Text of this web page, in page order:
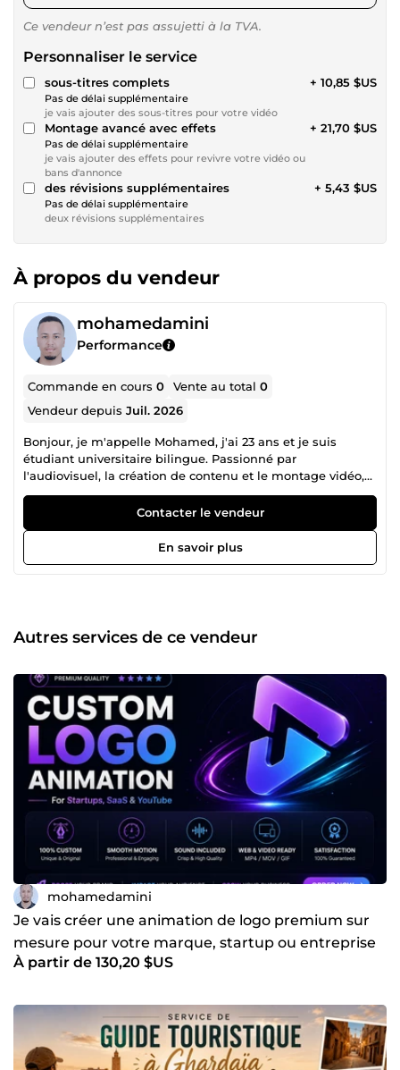
Ce vendeur n’est pas assujetti à la TVA.
Personnaliser le service
sous-titres complets
Pas de délai supplémentaire
je vais ajouter des sous-titres pour votre vidéo
+ 10,85 $US
Montage avancé avec effets
Pas de délai supplémentaire
je vais ajouter des effets pour revivre votre vidéo ou
bans d'annonce
+ 21,70 $US
des révisions supplémentaires
Pas de délai supplémentaire
deux révisions supplémentaires
+ 5,43 $US
À propos du vendeur
mohamedamini
Performance
Commande en cours0 Vente au total0
Vendeur depuisJuil. 2026
Bonjour, je m'appelle Mohamed, j'ai 23 ans et je suis
étudiant universitaire bilingue. Passionné par
l'audiovisuel, la création de contenu et le montage vidéo,
je propose des services professionnels avec sérieux et
créativité. Mon objectif est de fournir un travail de qualité,
livré dans les délais, tout en restant à l'écoute de mes
Contacter le vendeur
En savoir plus
Autres services de ce vendeur
mohamedamini
Je vais créer une animation de logo premium sur
mesure pour votre marque, startup ou entreprise
À partir de 130,20 $US